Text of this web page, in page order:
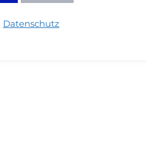
Datenschutz